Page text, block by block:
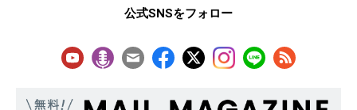
公式SNSをフォロー